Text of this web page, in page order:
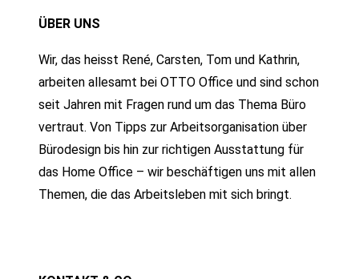
ÜBER UNS
Wir, das heisst René, Carsten, Tom und Kathrin,
arbeiten allesamt bei OTTO Office und sind schon
seit Jahren mit Fragen rund um das Thema Büro
vertraut. Von Tipps zur Arbeitsorganisation über
Bürodesign bis hin zur richtigen Ausstattung für
das Home Office – wir beschäftigen uns mit allen
Themen, die das Arbeitsleben mit sich bringt.